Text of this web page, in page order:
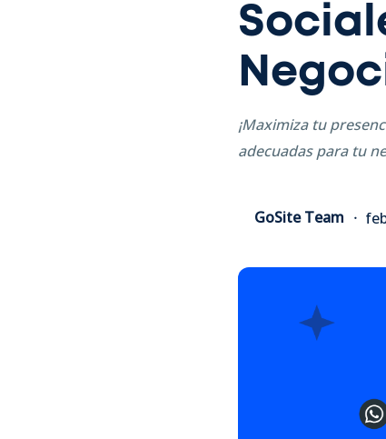
¡Maximiza tu
adecuadas para tu
GoSite Team